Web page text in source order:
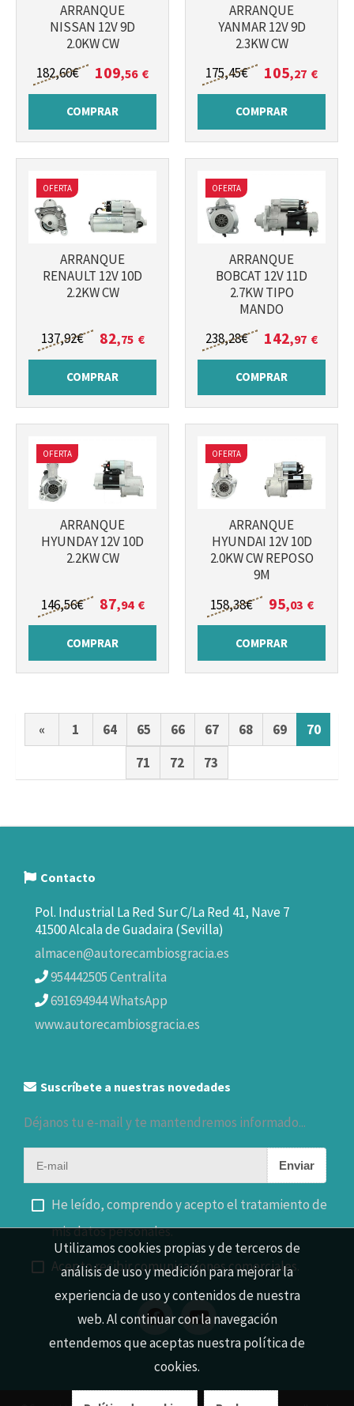
ARRANQUE
NISSAN 12V 9D
2.0KW CW
182,60€ 109,56 €
COMPRAR
ARRANQUE
YANMAR 12V 9D
2.3KW CW
175,45€ 105,27 €
COMPRAR
OFERTA
ARRANQUE
RENAULT 12V 10D
2.2KW CW
137,92€ 82,75 €
COMPRAR
OFERTA
ARRANQUE
BOBCAT 12V 11D
2.7KW TIPO
MANDO
238,28€ 142,97 €
COMPRAR
OFERTA
ARRANQUE
HYUNDAY 12V 10D
2.2KW CW
146,56€ 87,94 €
COMPRAR
OFERTA
ARRANQUE
HYUNDAI 12V 10D
2.0KW CW REPOSO
9M
158,38€ 95,03 €
COMPRAR
« 1 64 65 66 67 68 69
70
71
72 73
Contacto
Pol. Industrial La Red Sur C/La Red 41, Nave 7
41500 Alcala de Guadaira (Sevilla)
almacen@autorecambiosgracia.es
954442505 Centralita
691694944 WhatsApp
www.autorecambiosgracia.es
Suscríbete a nuestras novedades
Déjanos tu e-mail y te mantendremos informado...
Enviar
He leído, comprendo y acepto el tratamiento de
mis datos personales.
Acepto recibir comunicaciones comerciales.
Utilizamos cookies propias y de terceros de
análisis de uso y medición para mejorar la
experiencia de uso y contenidos de nuestra
web. Al continuar con la navegación
entendemos que aceptas nuestra política de
cookies.